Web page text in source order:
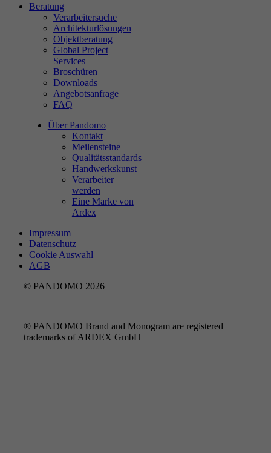
Beratung
Verarbeitersuche
Architekturlösungen
Objektberatung
Global Project
Services
Broschüren
Downloads
Angebotsanfrage
FAQ
Über Pandomo
Kontakt
Meilensteine
Qualitätsstandards
Handwerkskunst
Verarbeiter
werden
Eine Marke von
Ardex
Impressum
Datenschutz
Cookie Auswahl
AGB
© PANDOMO 2026
® PANDOMO Brand and Monogram are registered
trademarks of ARDEX GmbH